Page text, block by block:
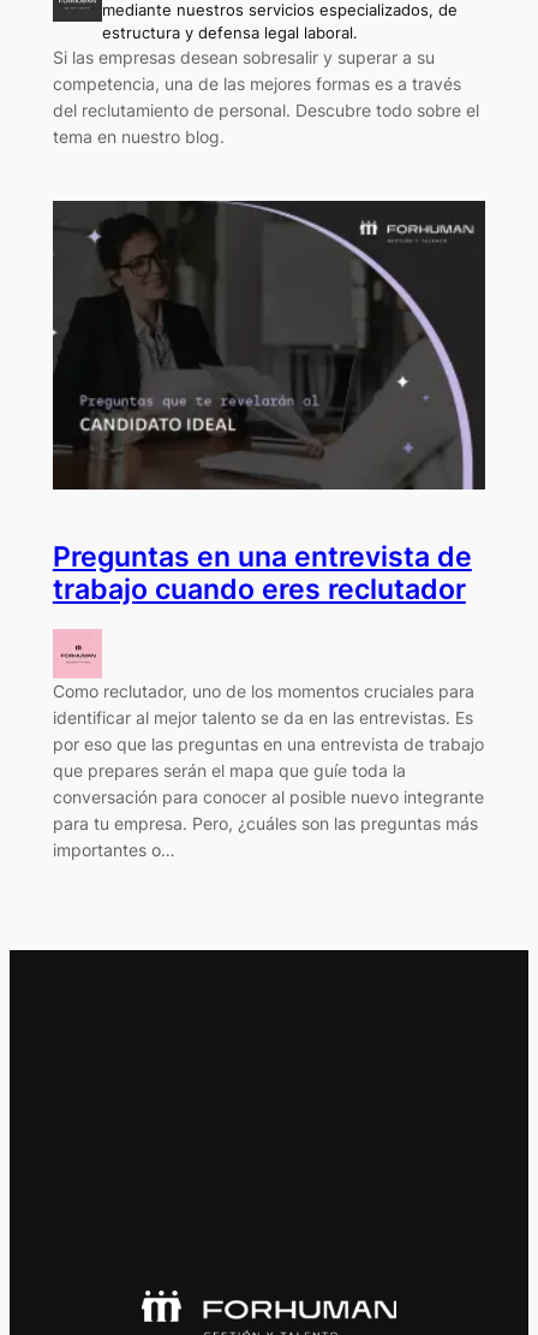
mediante nuestros servicios especializados, de
estructura y defensa legal laboral.
Si las empresas desean sobresalir y superar a su
competencia, una de las mejores formas es a través
del reclutamiento de personal. Descubre todo sobre el
tema en nuestro blog.
Preguntas en una entrevista de
trabajo cuando eres reclutador
Como reclutador, uno de los momentos cruciales para
identificar al mejor talento se da en las entrevistas. Es
por eso que las preguntas en una entrevista de trabajo
que prepares serán el mapa que guíe toda la
conversación para conocer al posible nuevo integrante
para tu empresa. Pero, ¿cuáles son las preguntas más
importantes o…